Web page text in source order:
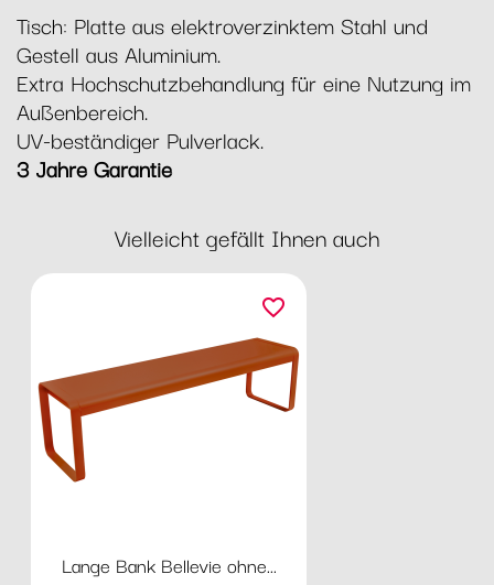
Tisch: Platte aus elektroverzinktem Stahl und
Gestell aus Aluminium.
Extra Hochschutzbehandlung für eine Nutzung im
Außenbereich.
UV-beständiger Pulverlack.
3 Jahre Garantie
Vielleicht gefällt Ihnen auch
Lange Bank Bellevie ohne...
favorite_border